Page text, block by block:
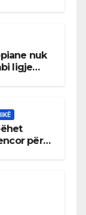
nuk
ligje
për